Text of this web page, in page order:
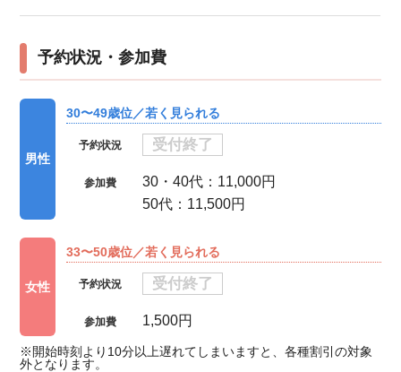
予約状況・参加費
男性
30〜49歳位／若く見られる
予約状況 受付終了
参加費
30・40代：11,000円
50代：11,500円
女性
33〜50歳位／若く見られる
予約状況 受付終了
参加費 1,500円
※開始時刻より10分以上遅れてしまいますと、各種割引の対象
外となります。